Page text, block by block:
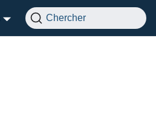
Chercher